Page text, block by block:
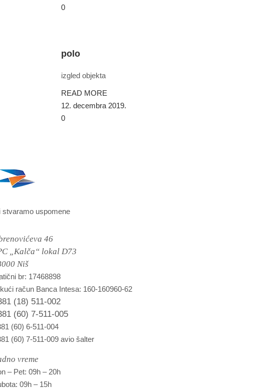
0
polo
izgled objekta
READ MORE
12. decembra 2019.
0
stvaramo uspomene
46
„Kalča“ lokal D73
Niš
br: 17468898
račun Banca Intesa: 160-160960-62
(18) 511-002
(60) 7-511-005
(60) 6-511-004
(60) 7-511-009 avio šalter
vreme
– Pet: 09h – 20h
09h – 15h